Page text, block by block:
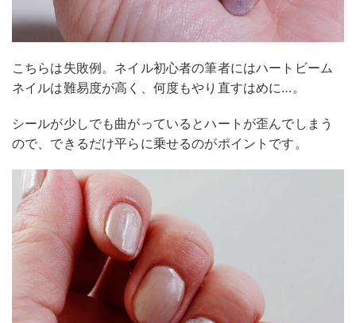
こちらは失敗例。ネイル初心者の筆者にはハートビーム
ネイルは難易度が高く、何度もやり直すはめに…。
シールが少しでも曲がっているとハートが歪んでしまう
ので、できるだけ平らに乗せるのがポイントです。